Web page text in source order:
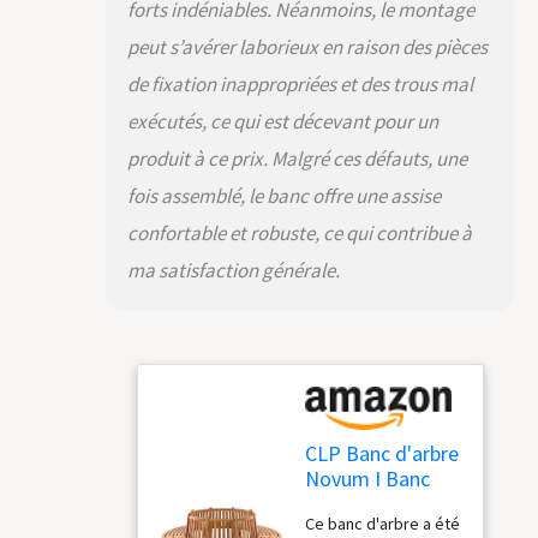
250 cm | Profondeur
totale : 250 cm |
Hauteur totale : 92
cm | Diamètre total :
Ø 250 cm | Hauteur
d'assise : 45 cm |
Profondeur d'assise :
44 cm | Hauteur max.
Ø max. 132 cm |
Veuillez consulter la
Matériau : teck
forts indéniables. Néanmoins, le montage
peut s’avérer laborieux en raison des pièces
de fixation inappropriées et des trous mal
exécutés, ce qui est décevant pour un
produit à ce prix. Malgré ces défauts, une
fois assemblé, le banc offre une assise
confortable et robuste, ce qui contribue à
ma satisfaction générale.
CLP Banc d'arbre
Novum I Banc
Places assises I
Ce banc d'arbre a été